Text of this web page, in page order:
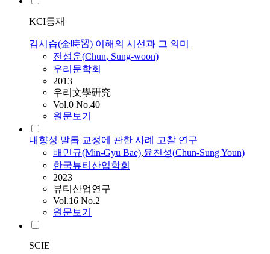
KCI등재
김시습(金時習) 이해의 시선과 그 의미
전성운(Chun, Sung-woon)
우리문학회
2013
우리文學硏究
Vol.0 No.40
원문보기
내향성 발톱 교정에 관한 사례 고찰 연구
배민규(Min-Gyu Bae),윤천성(Chun-Sung Youn)
한국뷰티산업학회
2023
뷰티산업연구
Vol.16 No.2
원문보기
SCIE